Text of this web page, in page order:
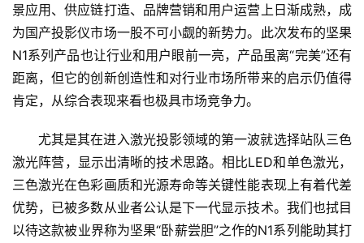
景应用、供应链打造、品牌营销和用户运营上日渐成熟，成
为国产投影仪市场一股不可小觑的新势力。此次发布的坚果
N1系列产品也让行业和用户眼前一亮，产品虽离“完美”还有
距离，但它的创新创造性和对行业市场所带来的启示仍值得
肯定，从综合表现来看也极具市场竞争力。
尤其是其在进入激光投影领域的第一波就选择站队三色
激光阵营，显示出清晰的技术思路。相比LED和单色激光，
三色激光在色彩画质和光源寿命等关键性能表现上有着代差
优势，已被多数从业者公认是下一代显示技术。我们也拭目
以待这款被业界称为坚果“卧薪尝胆”之作的N1系列能助其打